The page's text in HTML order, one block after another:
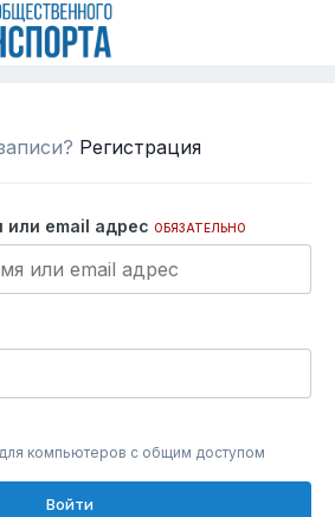
Регистрация
email адрес ОБЯЗАТЕЛЬНО
компьютеров с общим доступом
Войти